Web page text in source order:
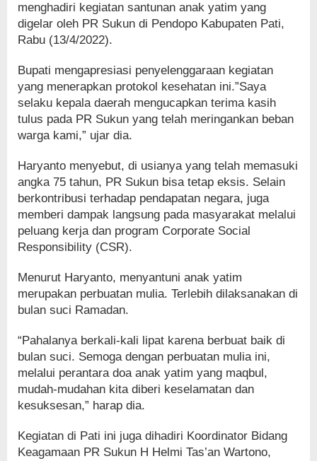
menghadiri kegiatan santunan anak yatim yang
digelar oleh PR Sukun di Pendopo Kabupaten Pati,
Rabu (13/4/2022).
Bupati mengapresiasi penyelenggaraan kegiatan
yang menerapkan protokol kesehatan ini.”Saya
selaku kepala daerah mengucapkan terima kasih
tulus pada PR Sukun yang telah meringankan beban
warga kami,” ujar dia.
Haryanto menyebut, di usianya yang telah memasuki
angka 75 tahun, PR Sukun bisa tetap eksis. Selain
berkontribusi terhadap pendapatan negara, juga
memberi dampak langsung pada masyarakat melalui
peluang kerja dan program Corporate Social
Responsibility (CSR).
Menurut Haryanto, menyantuni anak yatim
merupakan perbuatan mulia. Terlebih dilaksanakan di
bulan suci Ramadan.
“Pahalanya berkali-kali lipat karena berbuat baik di
bulan suci. Semoga dengan perbuatan mulia ini,
melalui perantara doa anak yatim yang maqbul,
mudah-mudahan kita diberi keselamatan dan
kesuksesan,” harap dia.
Kegiatan di Pati ini juga dihadiri Koordinator Bidang
Keagamaan PR Sukun H Helmi Tas’an Wartono,